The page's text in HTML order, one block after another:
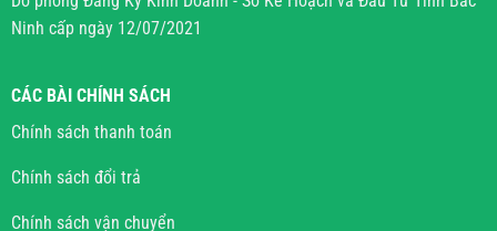
Ninh cấp ngày 12/07/2021
CÁC BÀI CHÍNH SÁCH
Chính sách thanh toán
Chính sách đổi trả
Chính sách vận chuyển